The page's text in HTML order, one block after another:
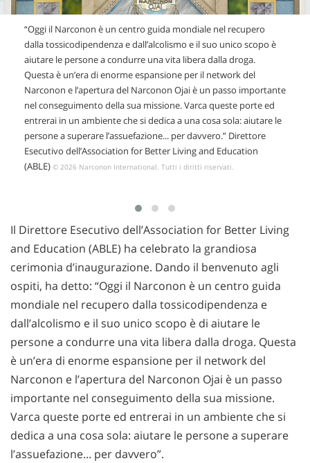
“Oggi il Narconon è un centro guida mondiale nel recupero
dalla tossicodipendenza e dall’alcolismo e il suo unico scopo è
aiutare le persone a condurre una vita libera dalla droga.
Questa è un’era di enorme espansione per il network del
Narconon e l’apertura del Narconon Ojai è un passo importante
nel conseguimento della sua missione. Varca queste porte ed
entrerai in un ambiente che si dedica a una cosa sola: aiutare le
persone a superare l’assuefazione... per davvero.” Direttore
Esecutivo dell’Association for Better Living and Education
(ABLE) © 2026 Narconon International. Tutti i diritti riservati.
Il Direttore Esecutivo dell’Association for Better Living
and Education (ABLE) ha celebrato la grandiosa
cerimonia d’inaugurazione. Dando il benvenuto agli
ospiti, ha detto: “Oggi il Narconon è un centro guida
mondiale nel recupero dalla tossicodipendenza e
dall’alcolismo e il suo unico scopo è di aiutare le
persone a condurre una vita libera dalla droga. Questa
è un’era di enorme espansione per il network del
Narconon e l’apertura del Narconon Ojai è un passo
importante nel conseguimento della sua missione.
Varca queste porte ed entrerai in un ambiente che si
dedica a una cosa sola: aiutare le persone a superare
l’assuefazione... per davvero”.